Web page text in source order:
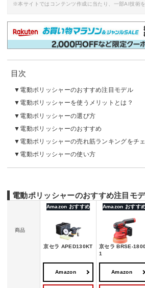
※本サイトではコンテンツ作成に当たり、一部AI技術
目次
電動ポリッシャーのおすすめ注目モデル
電動ポリッシャーを使うメリットとは？
電動ポリッシャーの選び方
電動ポリッシャーのおすすめ
電動ポリッシャーの売れ筋ランキングをチ
電動ポリッシャーの使い方
電動ポリッシャーのおすすめ注目モ
商品
Amazon おすすめ
京セラ APED130KT
Amazon おすす
京セラ BRSE-
1
Amazon Amazon